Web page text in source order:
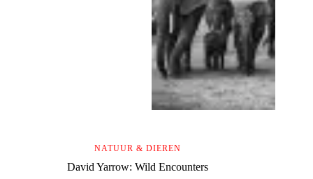
NATUUR & DIEREN
David Yarrow: Wild Encounters